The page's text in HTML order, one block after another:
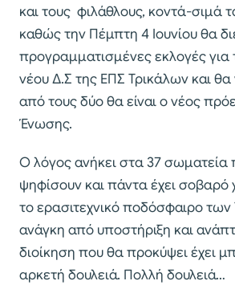
και τους φιλάθλους, κοντά-σιμά
καθώς την Πέμπτη 4 Ιουνίου θα
προγραμματισμένες εκλογές για
νέου Δ.Σ της ΕΠΣ Τρικάλων και θα
από τους δύο θα είναι ο νέος
Ένωσης.
Ο λόγος ανήκει στα 37 σωματεία
ψηφίσουν και πάντα έχει
το ερασιτεχνικό ποδόσφαιρο των
ανάγκη από υποστήριξη και
διοίκηση που θα προκύψει έχει
αρκετή δουλειά. Πολλή δουλειά…